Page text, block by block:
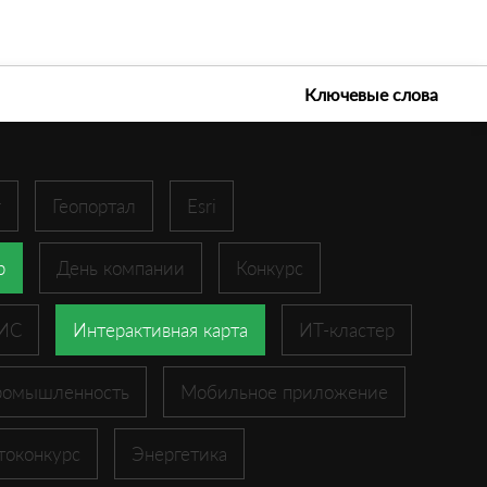
Ключевые слова
Геопортал Esri
День компании Конкурс
Интерактивная карта ИТ-кластер
Мобильное приложение
Энергетика